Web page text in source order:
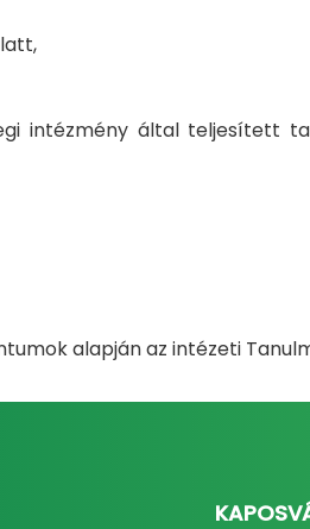
intézmény által teljesített
alapján az intézeti